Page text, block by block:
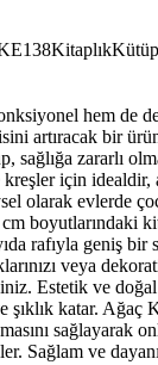
Kitaplık
hem de
artıracak bir
sağlığa zararlı
için idealdir,
olarak evlerde
boyutlarındaki
rafıyla geniş bir
veya
Estetik ve
şıklık katar. Ağaç
sağlayarak
Sağlam ve